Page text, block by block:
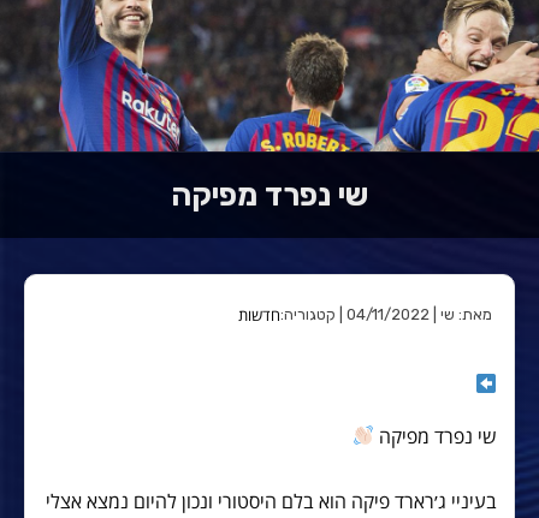
שי נפרד מפיקה
מאת: שי | 04/11/2022 | קטגוריה: חדשות
שי נפרד מפיקה
בעיניי ג׳רארד פיקה הוא בלם היסטורי ונכון להיום נמצא אצלי